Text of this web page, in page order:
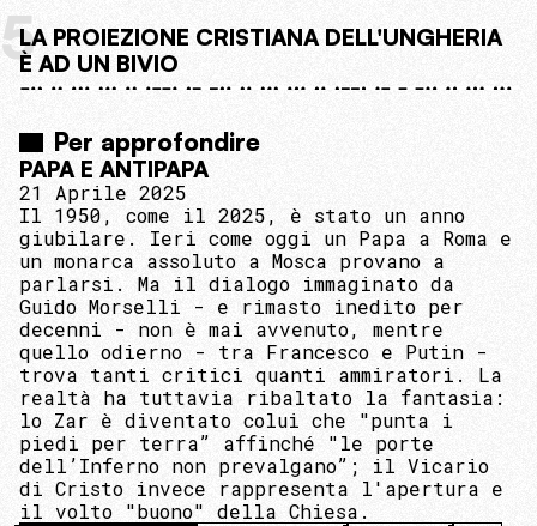
5LA PROIEZIONE CRISTIANA DELL'UNGHERIA
È AD UN BIVIO
Per approfondire
PAPA E ANTIPAPA
21 Aprile 2025
Il 1950, come il 2025, è stato un anno
giubilare. Ieri come oggi un Papa a Roma e
un monarca assoluto a Mosca provano a
parlarsi. Ma il dialogo immaginato da
Guido Morselli - e rimasto inedito per
decenni - non è mai avvenuto, mentre
quello odierno - tra Francesco e Putin -
trova tanti critici quanti ammiratori. La
realtà ha tuttavia ribaltato la fantasia:
lo Zar è diventato colui che "punta i
piedi per terra” affinché "le porte
dell’Inferno non prevalgano”; il Vicario
di Cristo invece rappresenta l'apertura e
il volto "buono" della Chiesa.